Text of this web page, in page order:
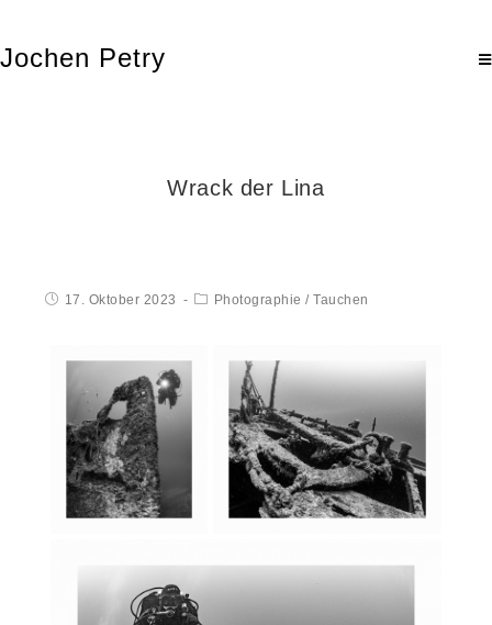
Jochen Petry
Wrack der Lina
17. Oktober 2023 Photographie /Tauchen